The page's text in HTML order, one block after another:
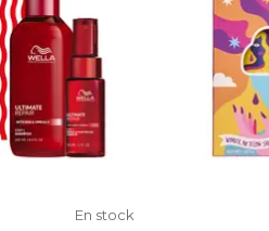
En stock